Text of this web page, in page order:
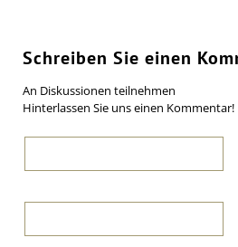
Schreiben Sie einen
An Diskussionen teilnehmen
Hinterlassen Sie uns einen Kommentar!